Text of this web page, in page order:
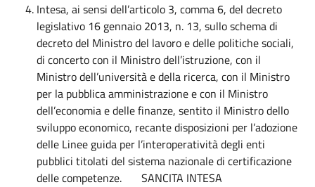
Intesa, ai sensi dell’articolo 3, comma 6, del decreto
legislativo 16 gennaio 2013, n. 13, sullo schema di
decreto del Ministro del lavoro e delle politiche sociali,
di concerto con il Ministro dell’istruzione, con il
Ministro dell’università e della ricerca, con il Ministro
per la pubblica amministrazione e con il Ministro
dell’economia e delle finanze, sentito il Ministro dello
sviluppo economico, recante disposizioni per l’adozione
delle Linee guida per l’interoperatività degli enti
pubblici titolati del sistema nazionale di certificazione
delle competenze. SANCITA INTESA